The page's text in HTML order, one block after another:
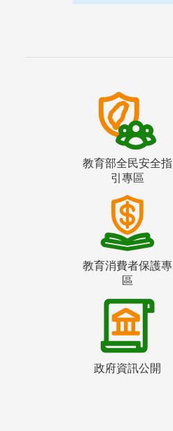
教育部全民安全指
引專區
教育消費者保護專
區
政府資訊公開